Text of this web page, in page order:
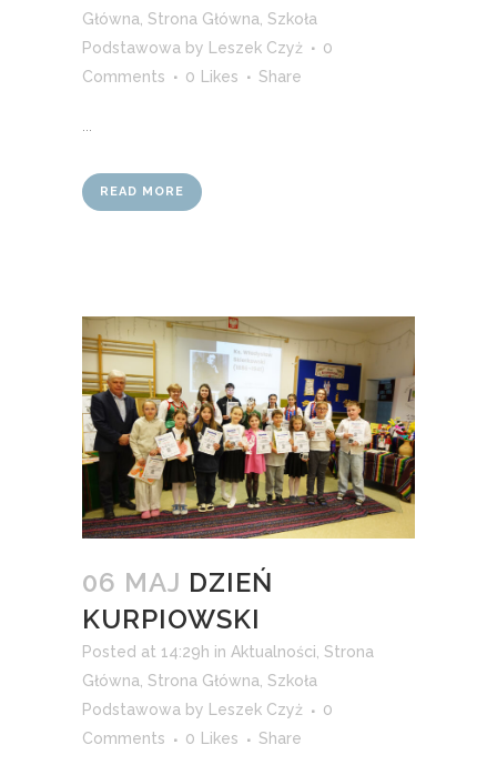
Główna Strona Główna Szkoła
Podstawowa by Leszek Czyż
0
Comments
0 Likes Share
READ MORE
06 MAJ DZIEŃ
KURPIOWSKI
Posted at 14:29h in Aktualności Strona
Główna Strona Główna Szkoła
Podstawowa by Leszek Czyż
0
Comments
0 Likes Share